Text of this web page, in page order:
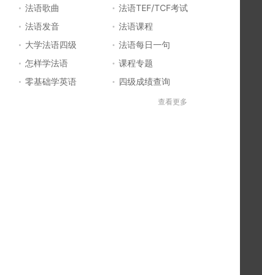
法语歌曲
法语TEF/TCF考试
法语发音
法语课程
大学法语四级
法语每日一句
怎样学法语
课程专题
零基础学英语
四级成绩查询
四六级成绩查询
查看更多